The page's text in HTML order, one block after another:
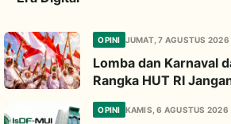
OPINI JUMAT, 7 AGUSTUS
Lomba dan Karnaval
Rangka HUT RI
Ajang Judi dan
OPINI KAMIS, 6 AGUSTUS 2026